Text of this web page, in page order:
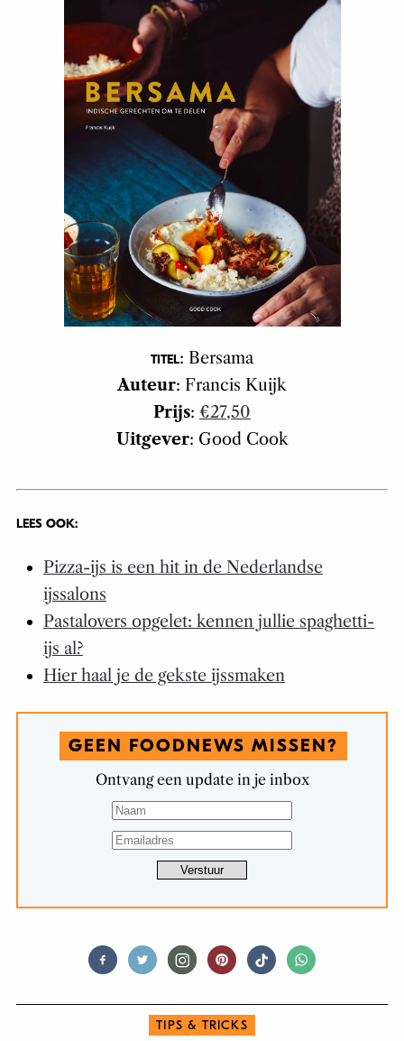
TITEL: Bersama
Auteur: Francis Kuijk
Prijs: €27,50
Uitgever: Good Cook
LEES OOK:
Pizza-ijs is een hit in de Nederlandse
ijssalons
Pastalovers opgelet: kennen jullie spaghetti-
ijs al?
Hier haal je de gekste ijssmaken
GEEN FOODNEWS MISSEN?
Ontvang een update in je inbox
TIPS & TRICKS